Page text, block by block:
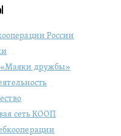
России
«Маяки дружбы»
сеть КООП